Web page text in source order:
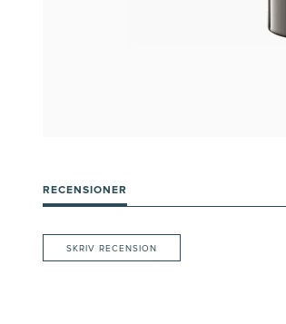
RECENSIONER
SKRIV RECENSION